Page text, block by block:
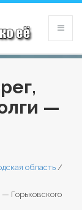
—
область /
Горьковского